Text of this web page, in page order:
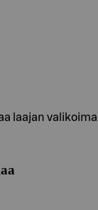
laajan